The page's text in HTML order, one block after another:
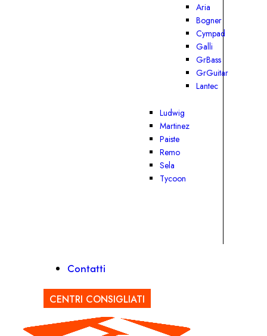
Aria
Bogner
Cympad
Galli
GrBass
GrGuitar
Lantec
Ludwig
Martinez
Paiste
Remo
Sela
Tycoon
Contatti
CENTRI CONSIGLIATI